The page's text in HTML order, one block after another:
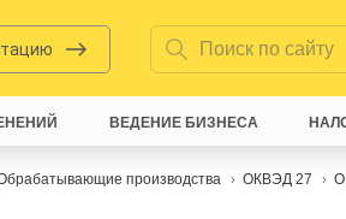
производства ОКВЭД 27
ВЕДЕНИЕ БИЗНЕСА